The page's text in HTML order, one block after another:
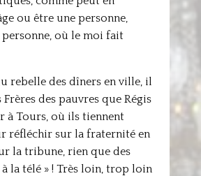
ou être une personne,
personne, où le moi fait
rebelle des dîners en ville, il
Frères des pauvres que Régis
à Tours, où ils tiennent
réfléchir sur la fraternité en
la tribune, rien que des
à la télé » ! Très loin, trop loin